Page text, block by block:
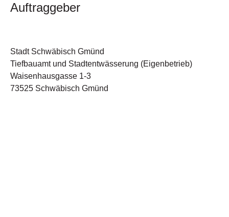
Auftraggeber
Stadt Schwäbisch Gmünd
Tiefbauamt und Stadtentwässerung (Eigenbetrieb)
Waisenhausgasse 1-3
73525 Schwäbisch Gmünd